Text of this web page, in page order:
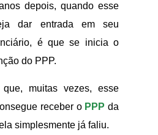
depois, quando esse
dar entrada em seu
é que se inicia o
do PPP.
muitas vezes, esse
receber o PPP da
simplesmente já faliu.